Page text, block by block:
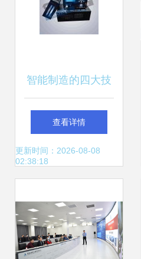
智能制造的四大技
术支柱 紫外光固
化、工业机器人、
集成
查看详情
更新时间：2026-08-08
02:38:18